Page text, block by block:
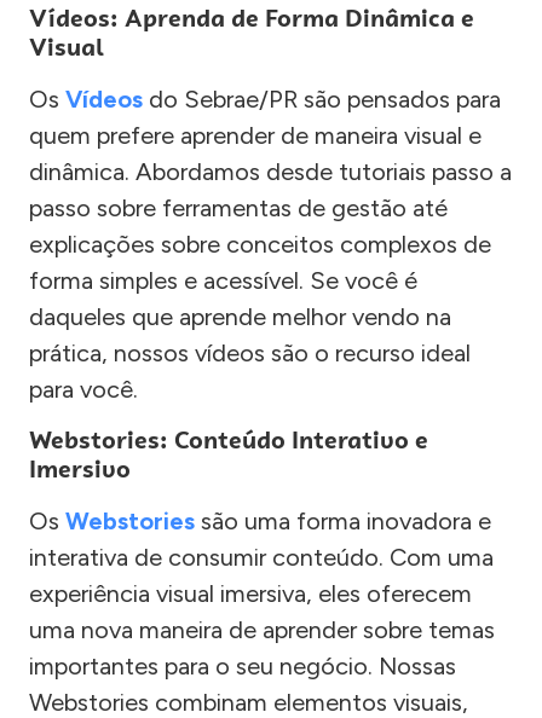
Vídeos: Aprenda de Forma Dinâmica e
Visual
Os Vídeos do Sebrae/PR são pensados para
quem prefere aprender de maneira visual e
dinâmica. Abordamos desde tutoriais passo a
passo sobre ferramentas de gestão até
explicações sobre conceitos complexos de
forma simples e acessível. Se você é
daqueles que aprende melhor vendo na
prática, nossos vídeos são o recurso ideal
para você.
Webstories: Conteúdo Interativo e
Imersivo
Os Webstories são uma forma inovadora e
interativa de consumir conteúdo. Com uma
experiência visual imersiva, eles oferecem
uma nova maneira de aprender sobre temas
importantes para o seu negócio. Nossas
Webstories combinam elementos visuais,